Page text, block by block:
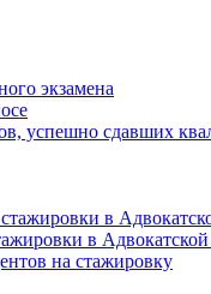
экзамена
успешно сдавших
в
в Адвокатской
на стажировку